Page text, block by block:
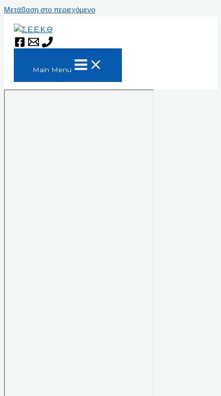
Μετάβαση στο περιεχόμενο
Main Menu